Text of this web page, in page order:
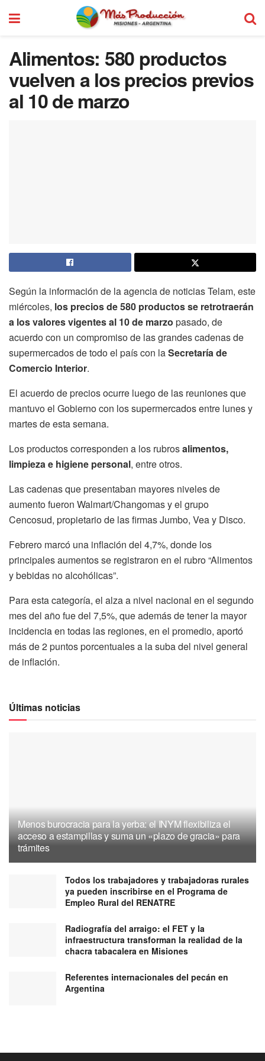
Alimentos: 580 productos
vuelven a los precios previos
al 10 de marzo
Según la información de la agencia de noticias Telam, este
miércoles, los precios de 580 productos se retrotraerán
a los valores vigentes al 10 de marzo pasado, de
acuerdo con un compromiso de las grandes cadenas de
supermercados de todo el país con laSecretaría de
Comercio Interior.
El acuerdo de precios ocurre luego de las reuniones que
mantuvo el Gobierno con los supermercados entre lunes y
martes de esta semana.
Los productos corresponden a los rubrosalimentos,
limpieza e higiene personal, entre otros.
Las cadenas que presentaban mayores niveles de
aumento fueron Walmart/Changomas y el grupo
Cencosud, propietario de las firmas Jumbo, Vea y Disco.
Febrero marcó una inflación del 4,7%, donde los
principales aumentos se registraron en el rubro “Alimentos
y bebidas no alcohólicas”.
Para esta categoría, el alza a nivel nacional en el segundo
mes del año fue del 7,5%, que además de tener la mayor
incidencia en todas las regiones, en el promedio, aportó
más de 2 puntos porcentuales a la suba del nivel general
de inflación.
Últimas noticias
Menos burocracia para la yerba: el INYM flexibiliza el
acceso a estampillas y suma un «plazo de gracia» para
trámites
Todos los trabajadores y trabajadoras rurales
ya pueden inscribirse en el Programa de
Empleo Rural del RENATRE
Radiografía del arraigo: el FET y la
infraestructura transforman la realidad de la
chacra tabacalera en Misiones
Referentes internacionales del pecán en
Argentina